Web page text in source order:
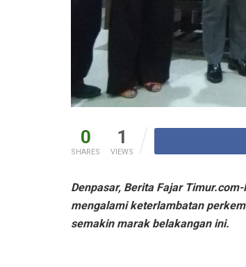
0
SHARES
1
VIEWS
Denpasar, Berita Fajar
mengalami keterlambatan
semakin marak belakangan ini.